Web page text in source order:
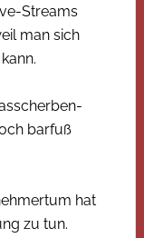
Streams
man sich
barfuß
hat
zu tun.